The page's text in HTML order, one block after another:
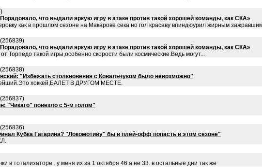
что выдали яркую игру в атаке против такой хорошей команды, как СКА»
как в прошлом сезоне на Макарове сека но гол красаву впиндюурил жирным
что выдали яркую игру в атаке против такой хорошей команды, как СКА»
Торпедо такой игры,особенно скорости были космические.Ведь могут...
"Избежать столкновения с Ковальчуком было невозможно"
хоккей,БАЛЕТ В ДРУГОМ МЕСТЕ.
"Чикаго" повезло с 5-м голом"
Кубка Гагарина? "Локомотиву" бы в плей-офф попасть в этом сезоне"
в тотализаторе . у меня их за 1 октября 46 а не 33. в остальные дни так же